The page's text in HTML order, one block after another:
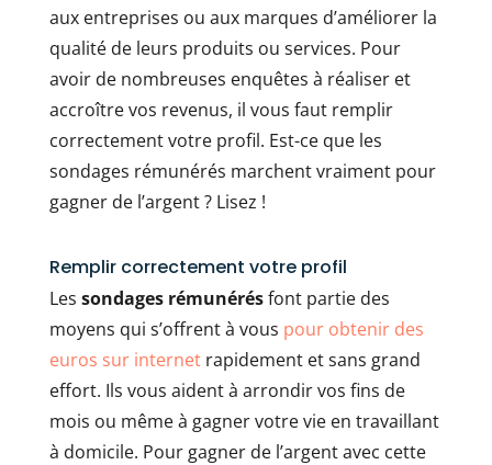
aux entreprises ou aux marques d’améliorer la
qualité de leurs produits ou services. Pour
avoir de nombreuses enquêtes à réaliser et
accroître vos revenus, il vous faut remplir
correctement votre profil. Est-ce que les
sondages rémunérés marchent vraiment pour
gagner de l’argent ? Lisez !
Remplir correctement votre profil
Les sondages rémunérésfont partie des
moyens qui s’offrent à vous pour obtenir des
euros sur internetrapidement et sans grand
effort. Ils vous aident à arrondir vos fins de
mois ou même à gagner votre vie en travaillant
à domicile. Pour gagner de l’argent avec cette